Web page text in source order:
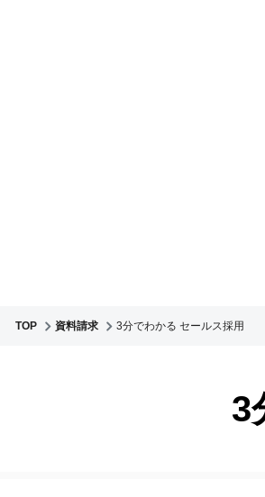
TOP 資料請求 3分でわかる セールス採用
3